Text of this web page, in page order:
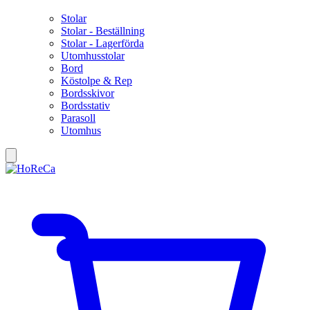
Stolar
Stolar - Beställning
Stolar - Lagerförda
Utomhusstolar
Bord
Köstolpe & Rep
Bordsskivor
Bordsstativ
Parasoll
Utomhus